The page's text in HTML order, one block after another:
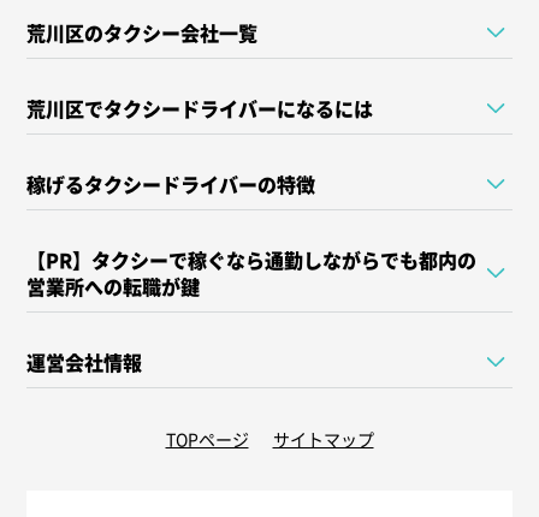
荒川区のタクシー会社一覧
荒川区でタクシードライバーになるには
稼げるタクシードライバーの特徴
【PR】タクシーで稼ぐなら通勤しながらでも都内の
営業所への転職が鍵
運営会社情報
TOPページ サイトマップ